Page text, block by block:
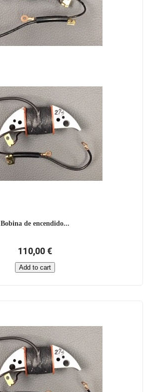
Bobina de encendido...
110,00 €
Add to cart